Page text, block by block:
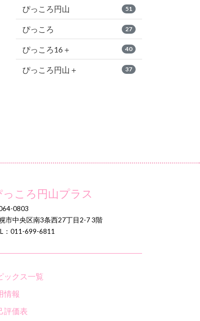
ぴっころ円山 51
ぴっころ 27
ぴっころ16＋ 40
ぴっころ円山＋ 37
っころ円山プラス
0803
市中央区南3条西27丁目2-7 3階
：011-699-6811
ックス一覧
情報
評価表